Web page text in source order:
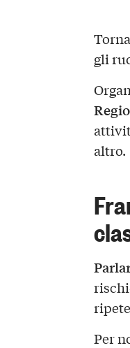
gli
altro.
Per